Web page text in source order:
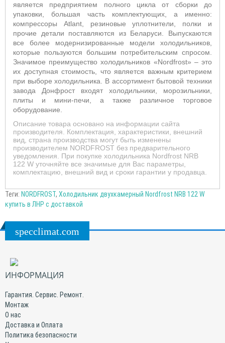
является предприятием полного цикла от сборки до
упаковки, большая часть комплектующих, а именно:
компрессоры Atlant, резиновые уплотнители, полки и
прочие детали поставляются из Беларуси. Выпускаются
все более модернизированные модели холодильников,
которые пользуются большим потребительским спросом.
Значимое преимущество холодильников «Nordfrost» – это
их доступная стоимость, что является важным критерием
при выборе холодильника. В ассортимент бытовой техники
завода Донфрост входят холодильники, морозильники,
плиты и мини-печи, а также различное торговое
оборудование.
Описание товара основано на информации сайта
производителя. Комплектация, характеристики, внешний
вид, страна производства могут быть изменены
производителем NORDFROST без предварительного
уведомления. При покупке холодильника Nordfrost NRB
122 W уточняйте все значимые для Вас параметры,
комплектацию, внешний вид и сроки гарантии у продавца.
Теги: NORDFROST, Холодильник двухкамерный Nordfrost NRB 122 W
купить в ЛНР с доставкой
specclimat.com
ИНФОРМАЦИЯ
Гарантия. Сервис. Ремонт.
Монтаж
О нас
Доставка и Оплата
Политика безопасности